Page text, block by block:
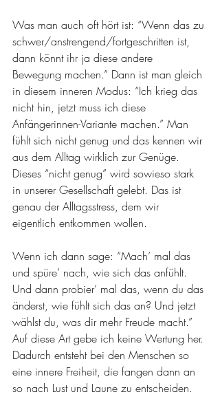
Was man auch oft hört ist: “Wenn das zu
schwer/anstrengend/fortgeschritten ist,
dann könnt ihr ja diese andere
Bewegung machen.” Dann ist man gleich
in diesem inneren Modus: “Ich krieg das
nicht hin, jetzt muss ich diese
Anfängerinnen-Variante machen.” Man
fühlt sich nicht genug und das kennen wir
aus dem Alltag wirklich zur Genüge.
Dieses “nicht genug” wird sowieso stark
in unserer Gesellschaft gelebt. Das ist
genau der Alltagsstress, dem wir
eigentlich entkommen wollen.
Wenn ich dann sage: “Mach’ mal das
und spüre’ nach, wie sich das anfühlt.
Und dann probier’ mal das, wenn du das
änderst, wie fühlt sich das an? Und jetzt
wählst du, was dir mehr Freude macht.”
Auf diese Art gebe ich keine Wertung her.
Dadurch entsteht bei den Menschen so
eine innere Freiheit, die fangen dann an
so nach Lust und Laune zu entscheiden.